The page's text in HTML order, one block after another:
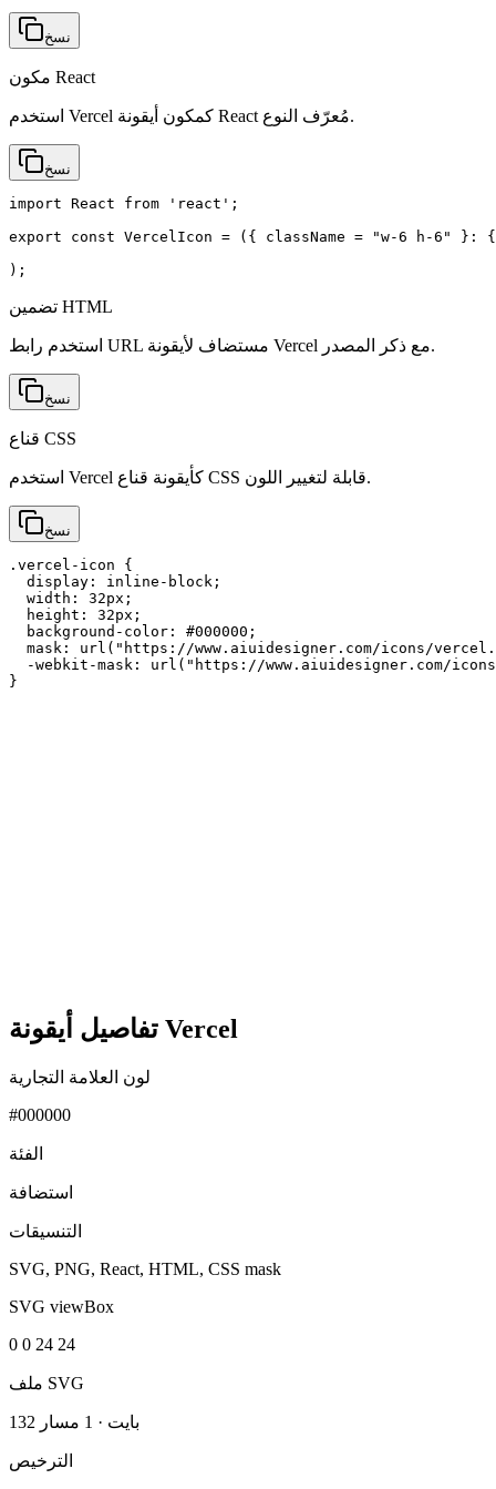
نسخ
مكون React
استخدم Vercel كمكون أيقونة React مُعرّف النوع.
نسخ
import React from 'react';
export const VercelIcon = ({ className = "w-6 h-6" }:
);
تضمين HTML
استخدم رابط URL مستضاف لأيقونة Vercel مع ذكر المصدر.
نسخ
قناع CSS
استخدم Vercel كأيقونة قناع CSS قابلة لتغيير اللون.
نسخ
.vercel-icon {
  display: inline-block;
  width: 32px;
  height: 32px;
  background-color: #000000;
mask: url("https://www.aiuidesigner.com/icons/
-webkit-mask: url("https://www.aiuidesigner.com/
}
تفاصيل أيقونة Vercel
لون العلامة التجارية
#000000
الفئة
استضافة
التنسيقات
SVG, PNG, React, HTML, CSS mask
SVG viewBox
0 0 24 24
ملف SVG
132 بايت · 1 مسار
الترخيص